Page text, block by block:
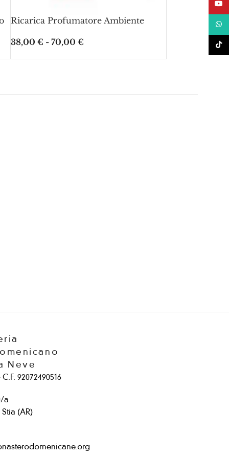
Ricarica Profumatore Ambiente
38,00 € - 70,00 €
Neve
92072490516
a
(AR)